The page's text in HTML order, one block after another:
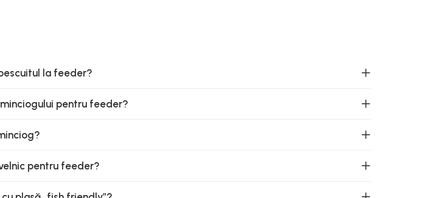
la feeder?
pentru feeder?
pentru feeder?